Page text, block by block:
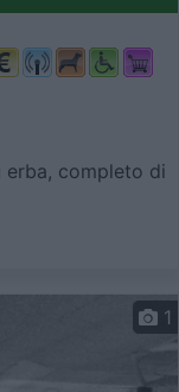
completo di
1